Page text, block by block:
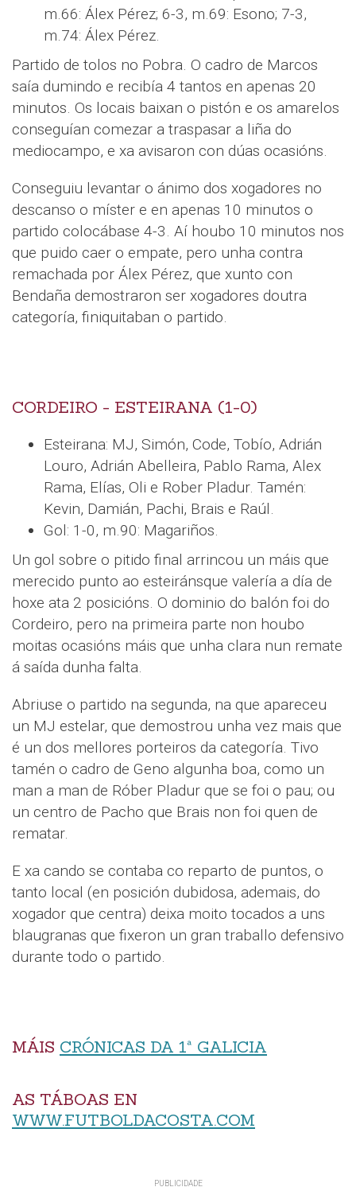
m.66: Álex Pérez; 6-3, m.69: Esono; 7-3,
m.74: Álex Pérez.
Partido de tolos no Pobra. O cadro de Marcos
saía dumindo e recibía 4 tantos en apenas 20
minutos. Os locais baixan o pistón e os amarelos
conseguían comezar a traspasar a liña do
mediocampo, e xa avisaron con dúas ocasións.
Conseguiu levantar o ánimo dos xogadores no
descanso o míster e en apenas 10 minutos o
partido colocábase 4-3. Aí houbo 10 minutos nos
que puido caer o empate, pero unha contra
remachada por Álex Pérez, que xunto con
Bendaña demostraron ser xogadores doutra
categoría, finiquitaban o partido.
CORDEIRO - ESTEIRANA (1-0)
Esteirana: MJ, Simón, Code, Tobío, Adrián
Louro, Adrián Abelleira, Pablo Rama, Alex
Rama, Elías, Oli e Rober Pladur. Tamén:
Kevin, Damián, Pachi, Brais e Raúl.
Gol: 1-0, m.90: Magariños.
Un gol sobre o pitido final arrincou un máis que
merecido punto ao esteiránsque valería a día de
hoxe ata 2 posicións. O dominio do balón foi do
Cordeiro, pero na primeira parte non houbo
moitas ocasións máis que unha clara nun remate
á saída dunha falta.
Abriuse o partido na segunda, na que apareceu
un MJ estelar, que demostrou unha vez mais que
é un dos mellores porteiros da categoría. Tivo
tamén o cadro de Geno algunha boa, como un
man a man de Róber Pladur que se foi o pau; ou
un centro de Pacho que Brais non foi quen de
rematar.
E xa cando se contaba co reparto de puntos, o
tanto local (en posición dubidosa, ademais, do
xogador que centra) deixa moito tocados a uns
blaugranas que fixeron un gran traballo defensivo
durante todo o partido.
MÁIS CRÓNICAS DA 1ª GALICIA
AS TÁBOAS EN
WWW.FUTBOLDACOSTA.COM